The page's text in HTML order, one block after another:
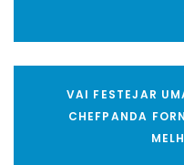
VAI FESTEJAR
CHEFPANDA